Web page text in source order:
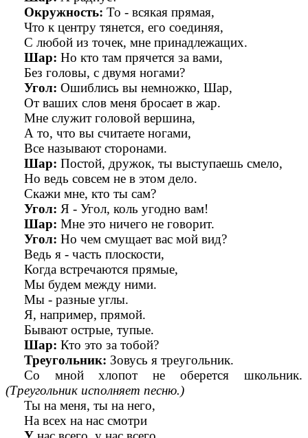
Окружность: То - всякая прямая,
Что к центру тянется, его соединяя,
С любой из точек, мне принадлежащих.
Шар: Но кто там прячется за вами,
Без головы, с двумя ногами?
Угол: Ошиблись вы немножко, Шар,
От ваших слов меня бросает в жар.
Мне служит головой вершина,
А то, что вы считаете ногами,
Все называют сторонами.
Шар: Постой, дружок, ты выступаешь смело,
Но ведь совсем не в этом дело.
Скажи мне, кто ты сам?
Угол: Я - Угол, коль угодно вам!
Шар: Мне это ничего не говорит.
Угол: Но чем смущает вас мой вид?
Ведь я - часть плоскости,
Когда встречаются прямые,
Мы будем между ними.
Мы - разные углы.
Я, например, прямой.
Бывают острые, тупые.
Шар: Кто это за тобой?
Треугольник: Зовусь я треугольник.
Со мной хлопот не оберется школьник.
(Треугольник исполняет песню.)
Ты на меня, ты на него,
На всех на нас смотри